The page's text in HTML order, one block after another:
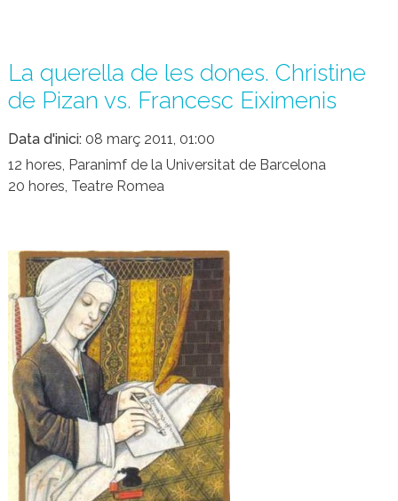
La querella de les dones. Christine
de Pizan vs. Francesc Eiximenis
Data d'inici 08 març 2011, 01:00
12 hores, Paranimf de la Universitat de Barcelona
20 hores, Teatre Romea